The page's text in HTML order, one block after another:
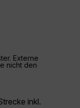
Externe
nicht den
inkl.